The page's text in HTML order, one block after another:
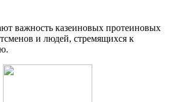
важность казеиновых протеиновых
и людей, стремящихся к